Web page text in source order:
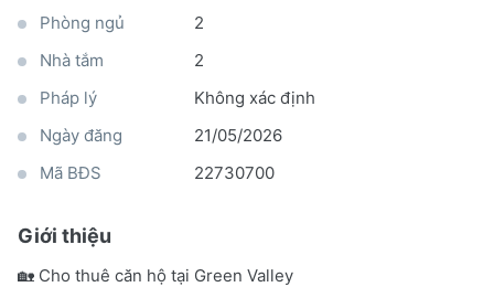
Phòng ngủ
2
Nhà tắm
2
Pháp lý
Không xác định
Ngày đăng
21/05/2026
Mã BĐS
22730700
Giới thiệu
🏡 Cho thuê căn hộ tại Green Valley